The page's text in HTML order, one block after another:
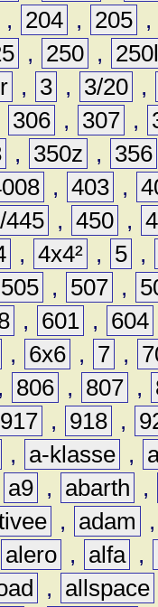
, 204 , 205 ,
, 250 ,
, 3 , 3/20 ,
306 , 307 ,
, 350z ,
356
, 403 ,
445 , 450 ,
, 4x4² , 5 ,
505 , 507 ,
, 601 , 604
, 6x6 , 7 ,
, 806 , 807 ,
917 , 918 ,
, a-klasse ,
a9 , abarth
,
, adam
alero , alfa ,
, allspace